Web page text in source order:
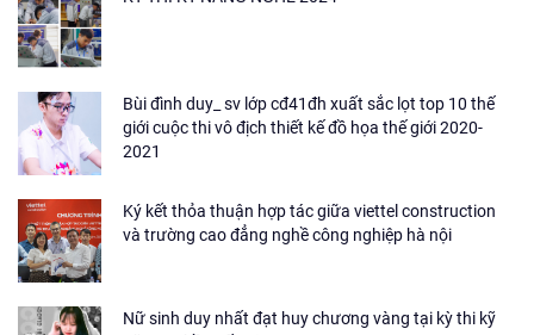
Bùi đình duy_ sv lớp cđ41đh xuất sắc lọt top 10 thế
giới cuộc thi vô địch thiết kế đồ họa thế giới 2020-
2021
Ký kết thỏa thuận hợp tác giữa viettel construction
và trường cao đẳng nghề công nghiệp hà nội
Nữ sinh duy nhất đạt huy chương vàng tại kỳ thi kỹ